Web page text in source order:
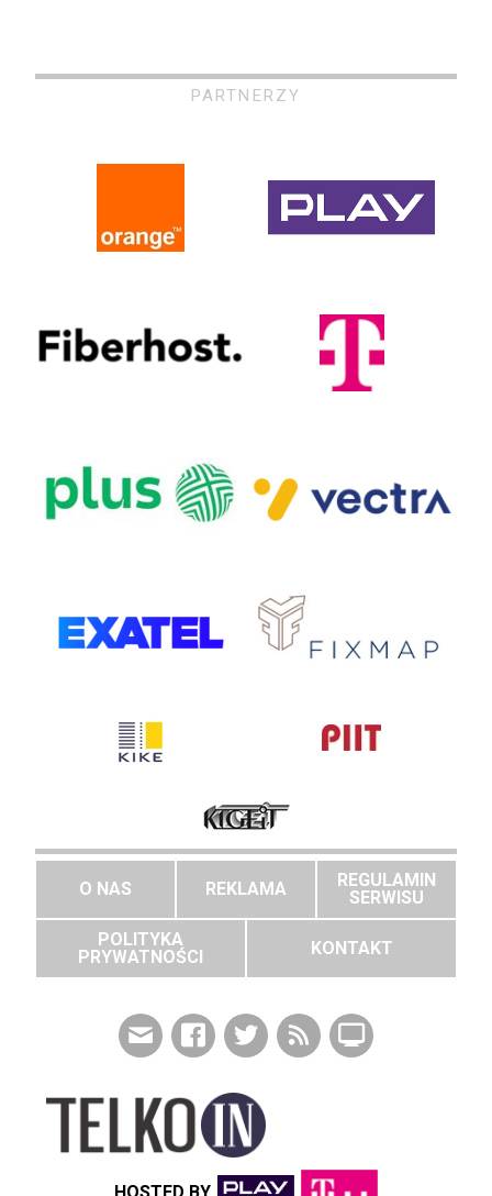
PARTNERZY
O NAS REKLAMA
REGULAMIN
SERWISU
POLITYKA
PRYWATNOŚCI
KONTAKT